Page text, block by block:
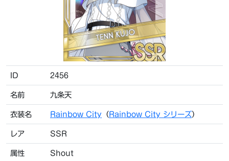
ID 2456
名前 九条天
衣装名 Rainbow City （Rainbow City シリーズ）
レア SSR
属性 Shout